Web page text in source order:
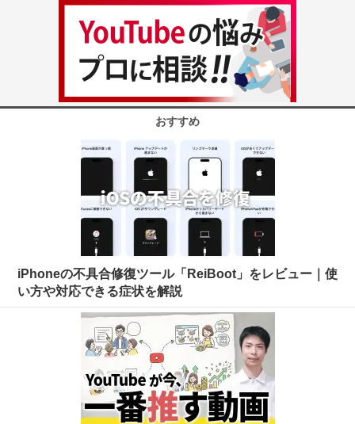
おすすめ
iPhoneの不具合修復ツール「ReiBoot」をレビュー｜使
い方や対応できる症状を解説